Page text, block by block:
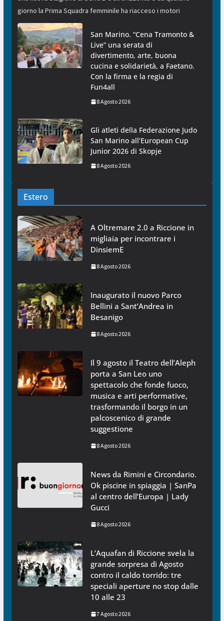
giorno la Prima Squadra femminile ha riacceso i motori
San Marino. “Cena Tramonto &
Live” una serata di
divertimento, arte, buona
cucina e solidarietà, a Faetano.
Con la firma e la regia di
Fun4all
8 Agosto 2026
Gli atleti della Federazione Judo
San Marino all’European Cup
Junior 2026 di Skopje
8 Agosto 2026
Estero
A Oltremare 2.0 a Riccione in
migliaia per incontrare i
DinsiemE
8 Agosto 2026
Inaugurato il nuovo Parco
Bellini a Sant’Andrea in
Besanigo
8 Agosto 2026
Il 9 agosto il Teatro dell’Aleph
porta a San Leo uno
spettacolo che fonde fuoco,
musica e arti performative,
trasformando il borgo in un
palcoscenico di grande
suggestione
8 Agosto 2026
News da Rimini e Circondario.
Ok piscine in spiaggia | SanPa
al centro dell’Europa | Lady
Gucci
8 Agosto 2026
L’Aquafan di Riccione svela la
grande sorpresa di Agosto
contro il caldo torrido: tre
speciali aperture no stop dalle
10 alle 23
7 Agosto 2026